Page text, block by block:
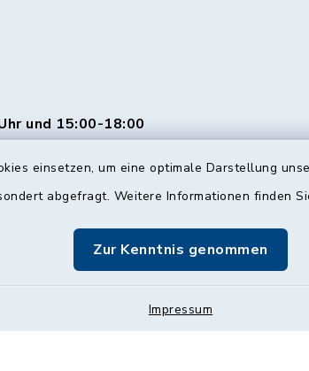
einsetzen, um eine optimale Darstellung
abgefragt. Weitere Informationen finden
Zur Kenntnis genommen
Impressum
und 15:00-18:00